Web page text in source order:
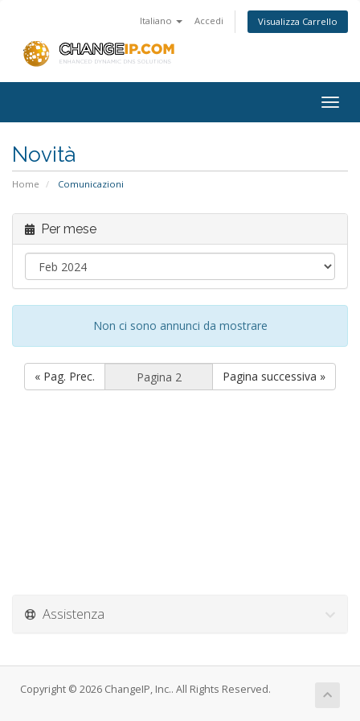
Italiano Accedi Visualizza Carrello
Novità
Home Comunicazioni
Per mese
Non ci sono annunci da mostrare
« Pag. Prec. Pagina successiva »
Assistenza
Copyright © 2026 ChangeIP, Inc.. All Rights Reserved.